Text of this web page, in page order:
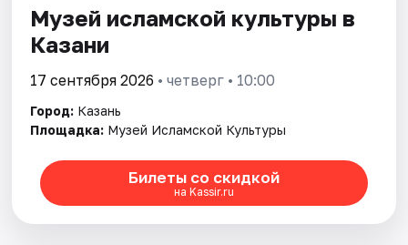
Музей исламской культуры в
Казани
17 сентября 2026 • четверг • 10:00
Город: Казань
Площадка: Музей Исламской Культуры
Билеты со скидкой
на Kassir.ru